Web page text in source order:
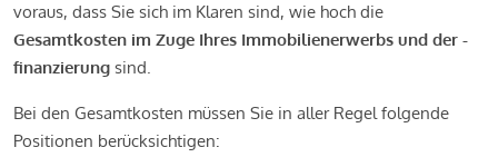
voraus, dass Sie sich im Klaren sind, wie hoch die
Gesamtkosten im Zuge Ihres Immobilienerwerbs und der -
finanzierung sind.
Bei den Gesamtkosten müssen Sie in aller Regel folgende
Positionen berücksichtigen: